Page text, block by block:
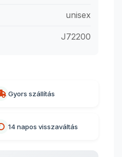
unisex
J72200
Gyors szállítás
14 napos visszaváltás